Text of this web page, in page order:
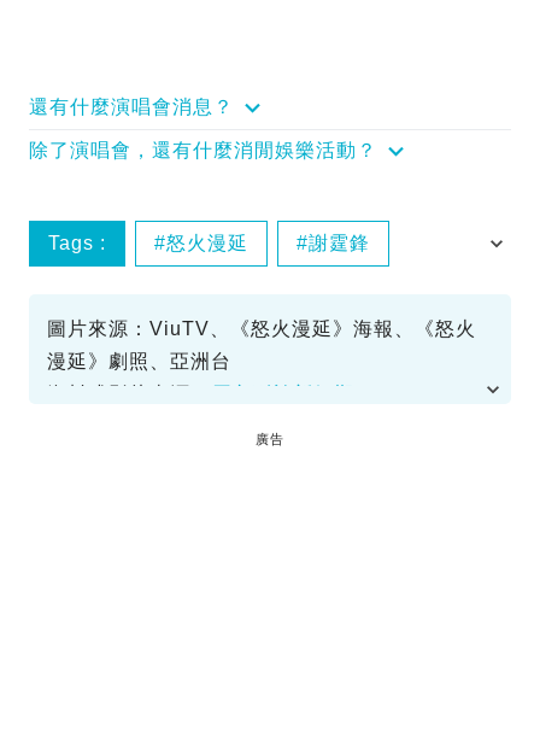
還有什麼演唱會消息？
除了演唱會，還有什麼消閒娛樂活動？
Tags : 怒火漫延 謝霆鋒
圖片來源：ViuTV、《怒火漫延》海報、《怒火
漫延》劇照、亞洲台
廣告